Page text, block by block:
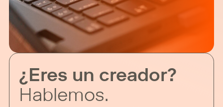
¿Eres un creador?
Hablemos.